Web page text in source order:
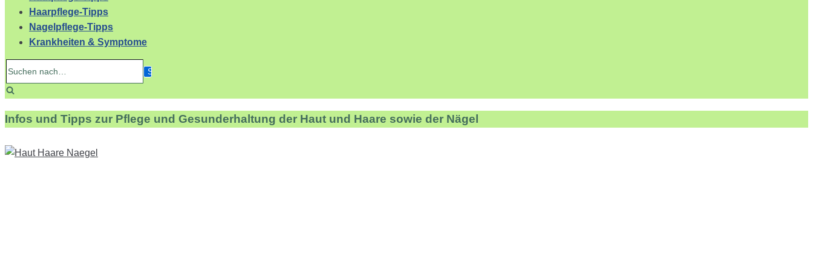
Haarpflege-Tipps
Nagelpflege-Tipps
Krankheiten & Symptome
Suchen
nach…
Infos und Tipps zur Pflege und Gesunderhaltung der Haut und Haare sowie der Nägel